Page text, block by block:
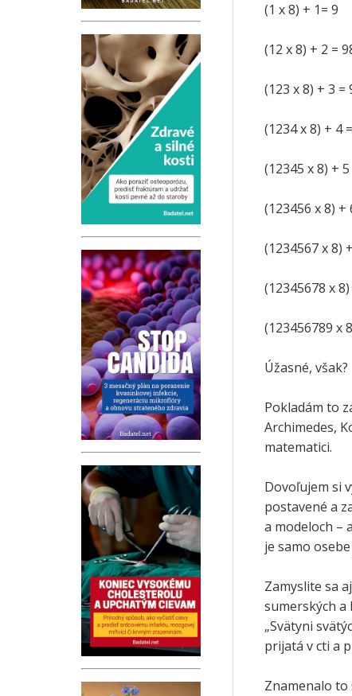
(1 x 8) + 1= 9
(12 x 8) + 2 =
(123 x 8) + 3 =
(1234 x 8) + 4
(12345 x 8) +
(123456 x 8) +
(1234567 x 8)
(12345678 x
(123456789 x
Úžasné, však?
Pokladám to
Archimedes,
matematici.
Dovoľujem si
postavené a
a modeloch –
je samo
Zamyslite sa
sumerských a
„Svätyni
prijatá v cti a
Znamenalo